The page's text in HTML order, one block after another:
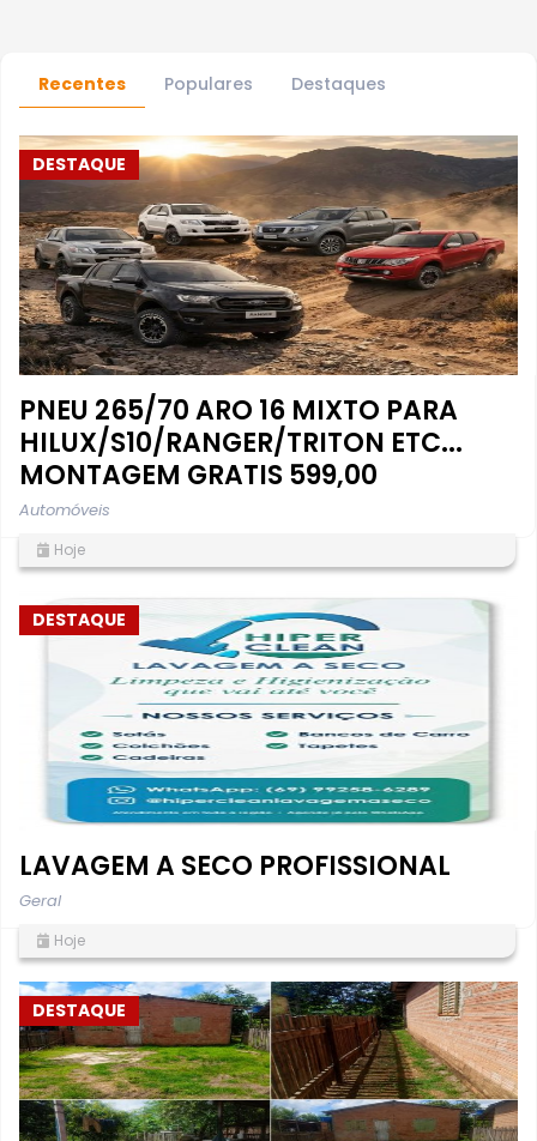
Recentes Populares Destaques
DESTAQUE
PNEU 265/70 ARO 16 MIXTO PARA
HILUX/S10/RANGER/TRITON ETC...
MONTAGEM GRATIS 599,00
Automóveis
Hoje
DESTAQUE
LAVAGEM A SECO PROFISSIONAL
Geral
Hoje
DESTAQUE